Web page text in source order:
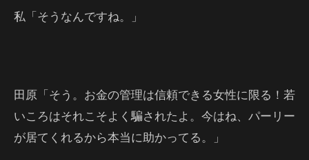
私「そうなんですね。」
田原「そう。お金の管理は信頼できる女性に限る！若
いころはそれこそよく騙されたよ。今はね、パーリー
が居てくれるから本当に助かってる。」